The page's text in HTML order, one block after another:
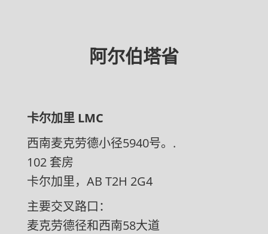
阿尔伯塔省
卡尔加里 LMC
西南麦克劳德小径5940号。.
102 套房
卡尔加里，AB T2H 2G4
主要交叉路口：
麦克劳德径和西南58大道